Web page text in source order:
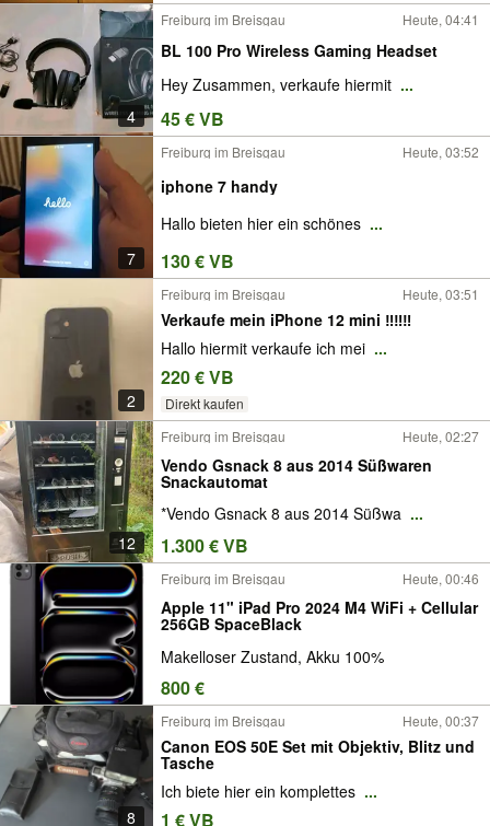
4
Freiburg im Breisgau Heute, 04:41
BL 100 Pro Wireless Gaming Headset
Hey Zusammen, verkaufe hiermit ...
45 € VB
7
Freiburg im Breisgau Heute, 03:52
iphone 7 handy
Hallo bieten hier ein schönes ...
130 € VB
2
Freiburg im Breisgau Heute, 03:51
Verkaufe mein iPhone 12 mini ‼️‼️‼️
Hallo hiermit verkaufe ich mei ...
220 € VB
Direkt kaufen
12
Freiburg im Breisgau Heute, 02:27
Vendo Gsnack 8 aus 2014 Süßwaren
Snackautomat
*Vendo Gsnack 8 aus 2014 Süßwa ...
1.300 € VB
Freiburg im Breisgau Heute, 00:46
Apple 11" iPad Pro 2024 M4 WiFi + Cellular
256GB SpaceBlack
Makelloser Zustand, Akku 100%
800 €
8
Freiburg im Breisgau Heute, 00:37
Canon EOS 50E Set mit Objektiv, Blitz und
Tasche
Ich biete hier ein komplettes ...
1 € VB